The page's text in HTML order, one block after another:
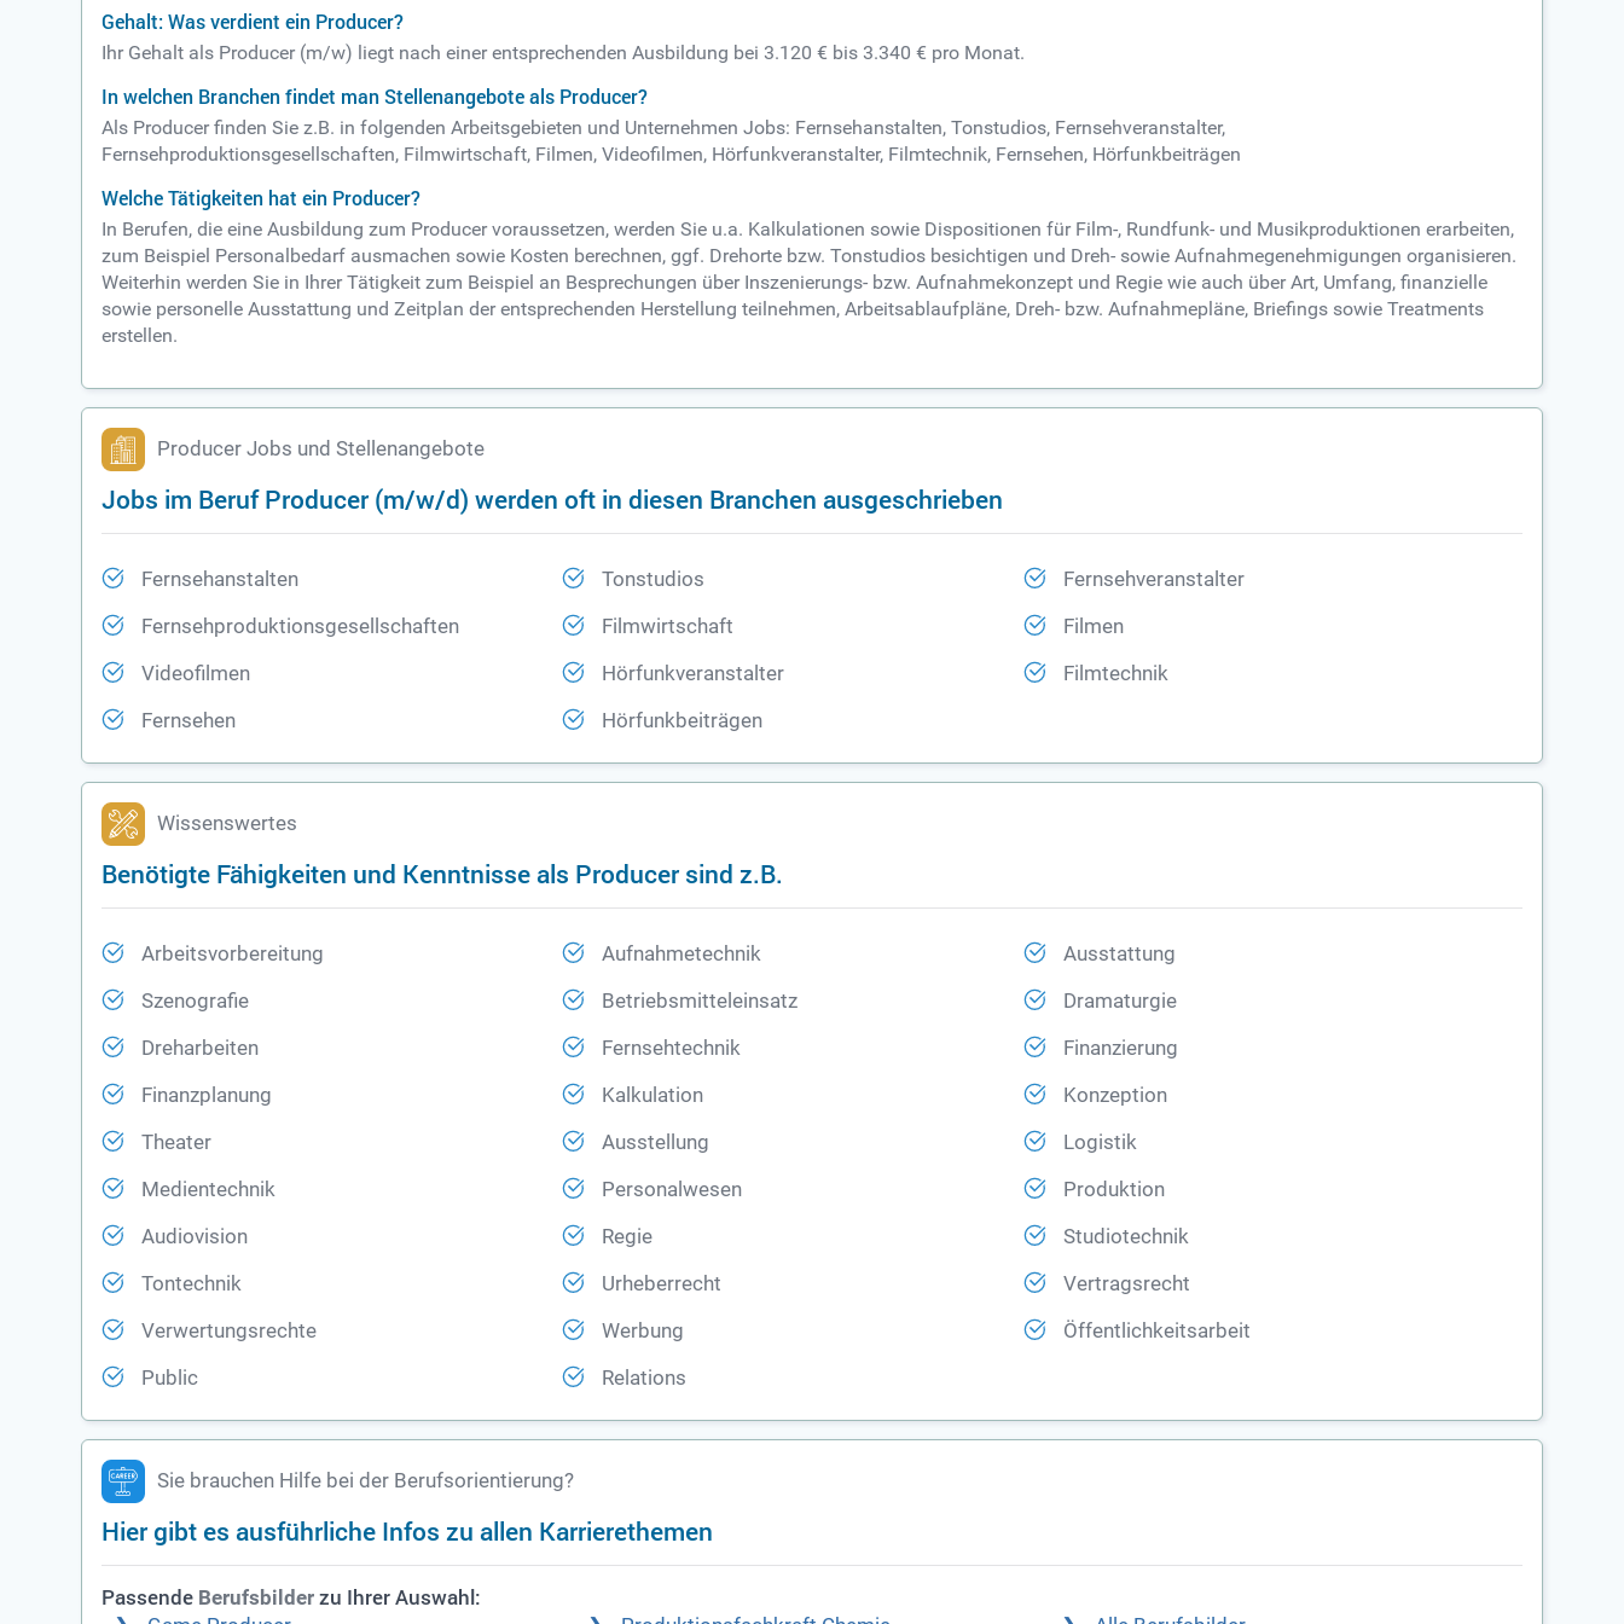
Gehalt: Was verdient ein Producer?
Ihr Gehalt als Producer (m/w) liegt nach einer entsprechenden Ausbildung bei 3.120 € bis 3.340 € pro Monat.
In welchen Branchen findet man Stellenangebote als Producer?
Als Producer finden Sie z.B. in folgenden Arbeitsgebieten und Unternehmen Jobs: Fernsehanstalten, Tonstudios, Fernsehveranstalter,
Fernsehproduktionsgesellschaften, Filmwirtschaft, Filmen, Videofilmen, Hörfunkveranstalter, Filmtechnik, Fernsehen, Hörfunkbeiträgen
Welche Tätigkeiten hat ein Producer?
In Berufen, die eine Ausbildung zum Producer voraussetzen, werden Sie u.a. Kalkulationen sowie Dispositionen für Film-, Rundfunk- und Musikproduktionen erarbeiten,
zum Beispiel Personalbedarf ausmachen sowie Kosten berechnen, ggf. Drehorte bzw. Tonstudios besichtigen und Dreh- sowie Aufnahmegenehmigungen organisieren.
Weiterhin werden Sie in Ihrer Tätigkeit zum Beispiel an Besprechungen über Inszenierungs- bzw. Aufnahmekonzept und Regie wie auch über Art, Umfang, finanzielle
sowie personelle Ausstattung und Zeitplan der entsprechenden Herstellung teilnehmen, Arbeitsablaufpläne, Dreh- bzw. Aufnahmepläne, Briefings sowie Treatments
erstellen.
Producer Jobs und Stellenangebote
Jobs im Beruf Producer (m/w/d) werden oft in diesen Branchen ausgeschrieben
Fernsehanstalten Tonstudios Fernsehveranstalter
Fernsehproduktionsgesellschaften Filmwirtschaft Filmen
Videofilmen Hörfunkveranstalter Filmtechnik
Fernsehen Hörfunkbeiträgen
Wissenswertes
Benötigte Fähigkeiten und Kenntnisse als Producer sind z.B.
Arbeitsvorbereitung Aufnahmetechnik Ausstattung
Szenografie Betriebsmitteleinsatz Dramaturgie
Dreharbeiten Fernsehtechnik Finanzierung
Finanzplanung Kalkulation Konzeption
Theater Ausstellung Logistik
Medientechnik Personalwesen Produktion
Audiovision Regie Studiotechnik
Tontechnik Urheberrecht Vertragsrecht
Verwertungsrechte Werbung Öffentlichkeitsarbeit
Public Relations
Sie brauchen Hilfe bei der Berufsorientierung?
Hier gibt es ausführliche Infos zu allen Karrierethemen
Passende Berufsbilder zu Ihrer Auswahl: